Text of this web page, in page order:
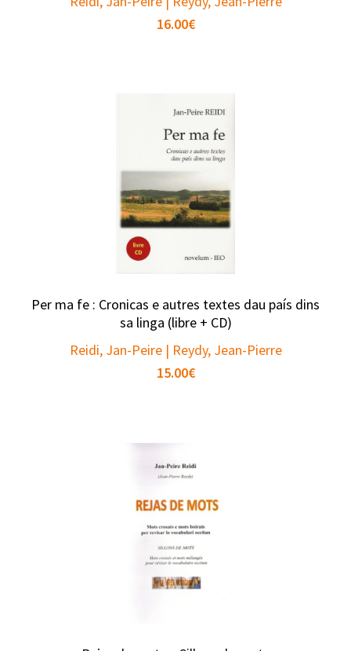
16.00€
Per ma fe : Cronicas e autres textes dau país dins
sa linga (libre + CD)
Reidi, Jan-Peire | Reydy, Jean-Pierre
15.00€